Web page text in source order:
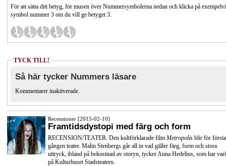
För att sätta ditt betyg, för musen över Nummersymbolerna nedan och klicka på
symbol nummer 3 om du vill ge betyget 3.
TYCK TILL!
Så här tycker Nummers läsare
Kommentarer inaktiverade.
Recensioner [2015-02-10]
Framtidsdystopi med färg och form
RECENSION/TEATER. Den kultförklarade film Metropolis blir för första
gången teater. Malin Stenbergs går all in vad gäller färg, form och stora
uttryck, ibland på bekostnad av storyn, tycker Anna Hedelius, som har
på Kulturhuset Stadsteatern.